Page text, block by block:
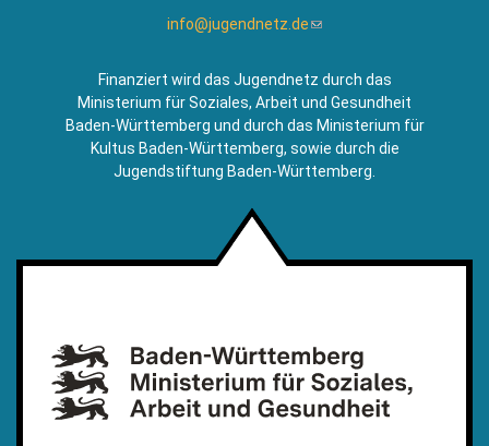
info@jugendnetz.de(Link
Mail)
Finanziert wird das Jugendnetz durch das
Ministerium für Soziales, Arbeit und Gesundheit
Baden-Württemberg und durch das Ministerium für
Kultus Baden-Württemberg, sowie durch die
Jugendstiftung Baden-Württemberg.